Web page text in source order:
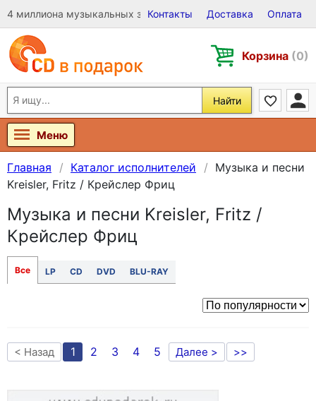
4 миллиона музыкальных записей на Виниле, CD и DVD
Контакты Доставка Оплата
Корзина (0)
Найти
Меню
Главная Каталог исполнителей
Музыка и песни
Kreisler, Fritz / Крейслер Фриц
Музыка и песни Kreisler, Fritz /
Крейслер Фриц
Все LP CD DVD BLU-RAY
< Назад 1 2 3 4 5 Далее > >>